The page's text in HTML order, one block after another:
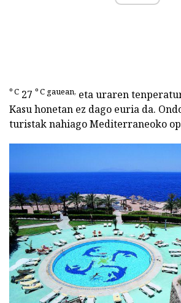
º C 27 º C gauean, eta uraren
Kasu honetan ez dago euria da.
turistak nahiago Mediterraneoko